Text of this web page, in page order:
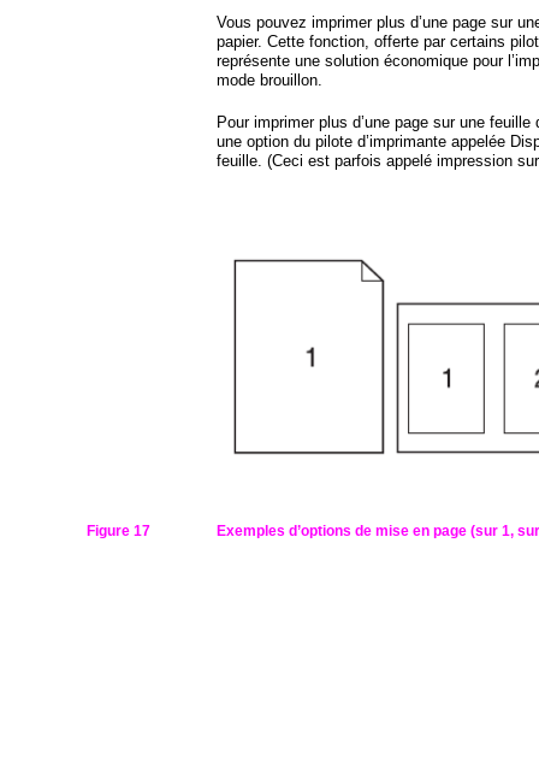
Vous pouvez imprimer plus d’une page sur
papier. Cette fonction, offerte par certains
représente une solution économique pour
mode brouillon.
Pour imprimer plus d’une page sur une feuille
une option du pilote d’imprimante appelée
feuille. (Ceci est parfois appelé impression
Figure 17 Exemples d’options de mise en page (sur 1,